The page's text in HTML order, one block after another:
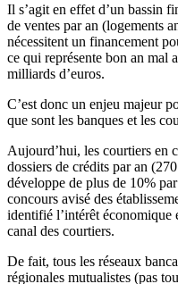
Il s’agit en effet d’un bassin
de ventes par an (logements
nécessitent un financement
ce qui représente bon an mal
milliards d’euros.
C’est donc un enjeu majeur
que sont les banques et les
Aujourd’hui, les courtiers en
dossiers de crédits par an
développe de plus de 10%
concours avisé des
identifié l’intérêt
canal des courtiers.
De fait, tous les réseaux
régionales mutualistes (pas